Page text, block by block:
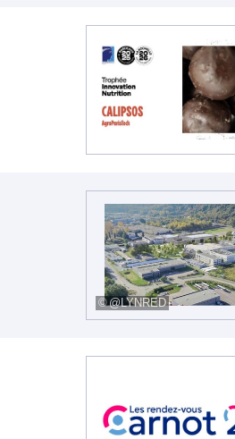
@LYNRED